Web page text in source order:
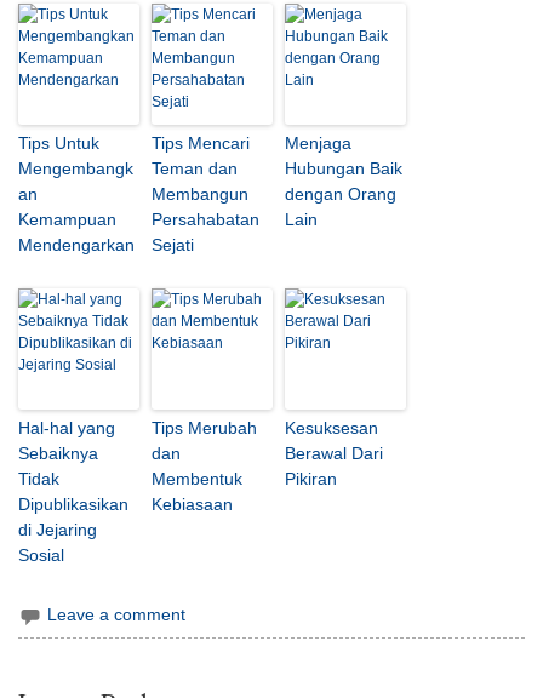
Tips Untuk
Mengembangk
an
Kemampuan
Mendengarkan
Tips Mencari
Teman dan
Membangun
Persahabatan
Sejati
Menjaga
Hubungan Baik
dengan Orang
Lain
Hal-hal yang
Sebaiknya
Tidak
Dipublikasikan
di Jejaring
Sosial
Tips Merubah
dan
Membentuk
Kebiasaan
Kesuksesan
Berawal Dari
Pikiran
Leave a comment